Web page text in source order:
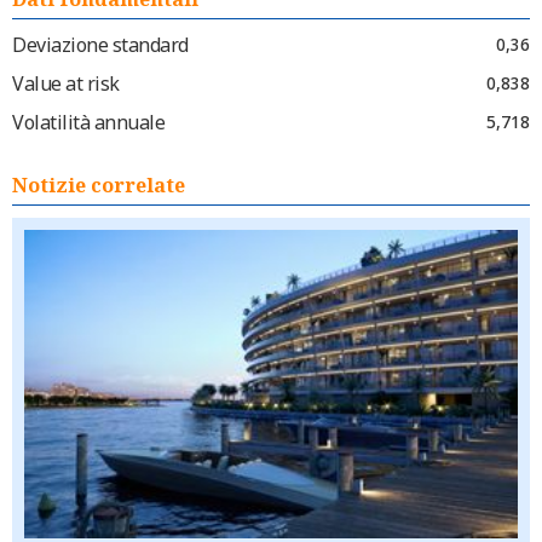
Deviazione standard
0,36
Value at risk 0,838
Volatilità annuale 5,718
Notizie correlate